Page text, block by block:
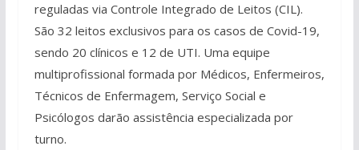
reguladas via Controle Integrado de Leitos (CIL).
São 32 leitos exclusivos para os casos de Covid-19,
sendo 20 clínicos e 12 de UTI. Uma equipe
multiprofissional formada por Médicos, Enfermeiros,
Técnicos de Enfermagem, Serviço Social e
Psicólogos darão assistência especializada por
turno.